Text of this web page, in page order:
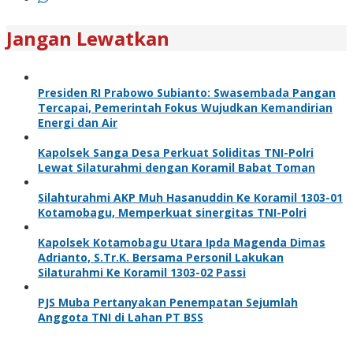
Jangan Lewatkan
Presiden RI Prabowo Subianto: Swasembada Pangan
Tercapai, Pemerintah Fokus Wujudkan Kemandirian
Energi dan Air
Kapolsek Sanga Desa Perkuat Soliditas TNI-Polri
Lewat Silaturahmi dengan Koramil Babat Toman
Silahturahmi AKP Muh Hasanuddin Ke Koramil 1303-01
Kotamobagu, Memperkuat sinergitas TNI-Polri
Kapolsek Kotamobagu Utara Ipda Magenda Dimas
Adrianto, S.Tr.K. Bersama Personil Lakukan
Silaturahmi Ke Koramil 1303-02 Passi
PJS Muba Pertanyakan Penempatan Sejumlah
Anggota TNI di Lahan PT BSS